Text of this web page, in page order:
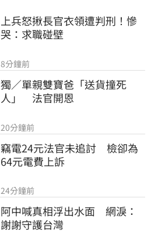
上兵怒揪長官衣領遭判刑！慘
哭：求職碰壁
8分鐘前
獨／單親雙寶爸「送貨撞死
人」　法官開恩
20分鐘前
竊電24元法官未追討　檢卻為
64元電費上訴
24分鐘前
阿中喊真相浮出水面　網淚：
謝謝守護台灣